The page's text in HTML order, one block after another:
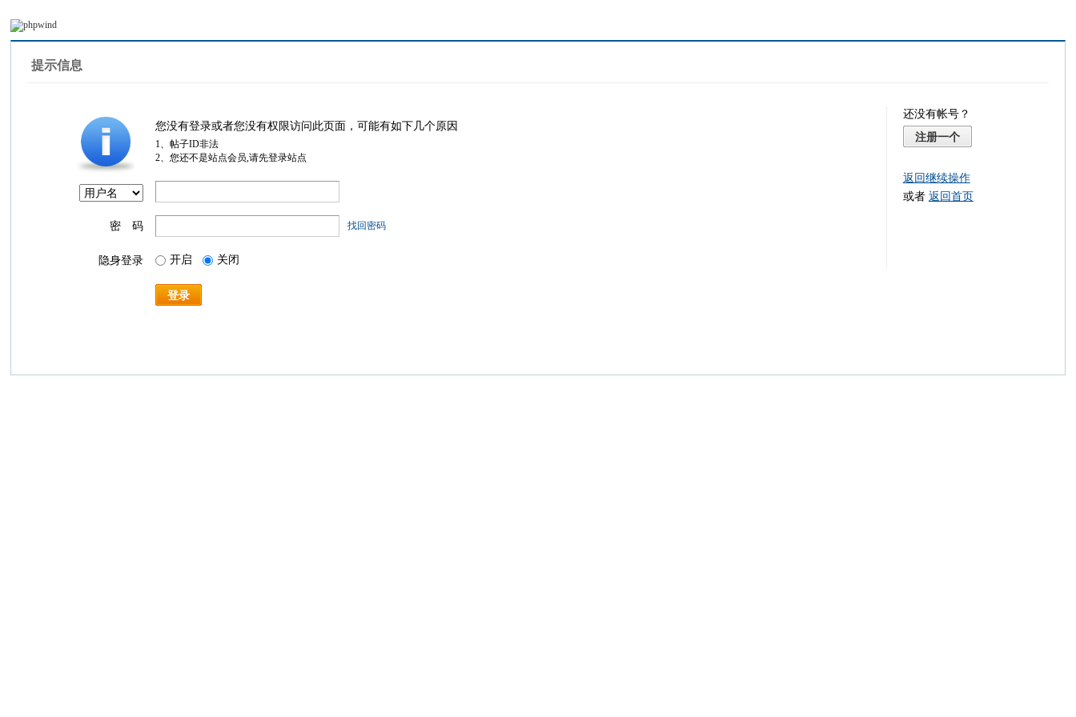
提示信息
您没有登录或者您没有权限访问此页面，可能有如下几个原因
1、帖子ID非法
2、您还不是站点会员,请先登录站点
密 码 找回密码
隐身登录 开启 关闭
登录
还没有帐号？
注册一个
返回继续操作
或者 返回首页